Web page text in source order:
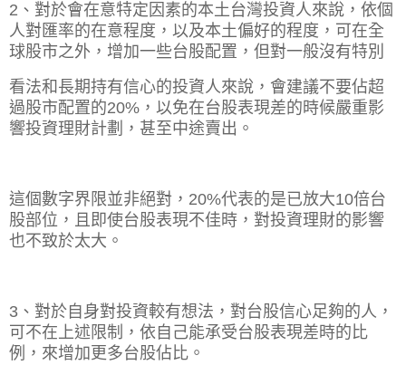
2 、對於會在意特定因素的本土台灣投資人來說，依個
人對匯率的在意程度，以及本土偏好的程度，可在全
球股市之外，增加一些台股配置，但對一般沒有特別
看法和長期持有信心的投資人來說，會建議不要佔超
過股市配置的20% ，以免在台股表現差的時候嚴重影
響投資理財計劃，甚至中途賣出。
這個數字界限並非絕對， 20%代表的是已放大10倍台
股部位，且即使台股表現不佳時，對投資理財的影響
也不致於太大。
3 、對於自身對投資較有想法，對台股信心足夠的人，
可不在上述限制，依自己能承受台股表現差時的比
例，來增加更多台股佔比。